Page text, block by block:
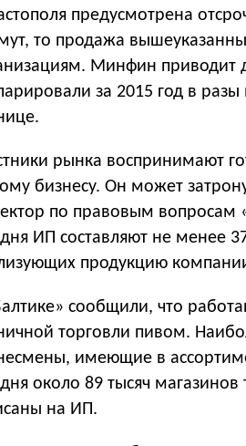
предусмотрена
то продажа
Минфин приводит
за 2015 год в
рынка воспринимают
бизнесу. Он может
по правовым вопросам
ИП составляют не менее
продукцию
сообщили, что
торговли пивом.
имеющие в
около 89 тысяч
на ИП.